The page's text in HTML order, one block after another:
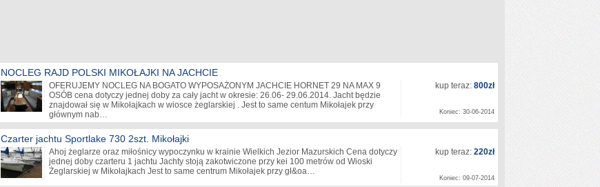
NOCLEG RAJD POLSKI MIKOŁAJKI NA JACHCIE
OFERUJEMY NOCLEG NA BOGATO WYPOSAŻONYM JACHCIE HORNET 29 NA MAX 9
OSÓB cena dotyczy jednej doby za cały jacht w okresie: 26.06- 29.06.2014. Jacht będzie
znajdował się w Mikołajkach w wiosce żeglarskiej . Jest to same centum Mikołajek przy
głównym nab…
kup teraz: 800zł
Koniec: 30-06-2014
Czarter jachtu Sportlake 730 2szt. Mikołajki
Ahoj żeglarze oraz miłośnicy wypoczynku w krainie Wielkich Jezior Mazurskich Cena dotyczy
jednej doby czarteru 1 jachtu Jachty stoją zakotwiczone przy kei 100 metrów od Wioski
Żeglarskiej w Mikołajkach Jest to same centrum Mikołajek przy gł&oa…
kup teraz: 220zł
Koniec: 09-07-2014